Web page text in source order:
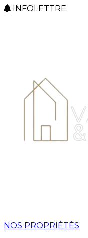
INFOLETTRE
NOS PROPRIÉTÉS